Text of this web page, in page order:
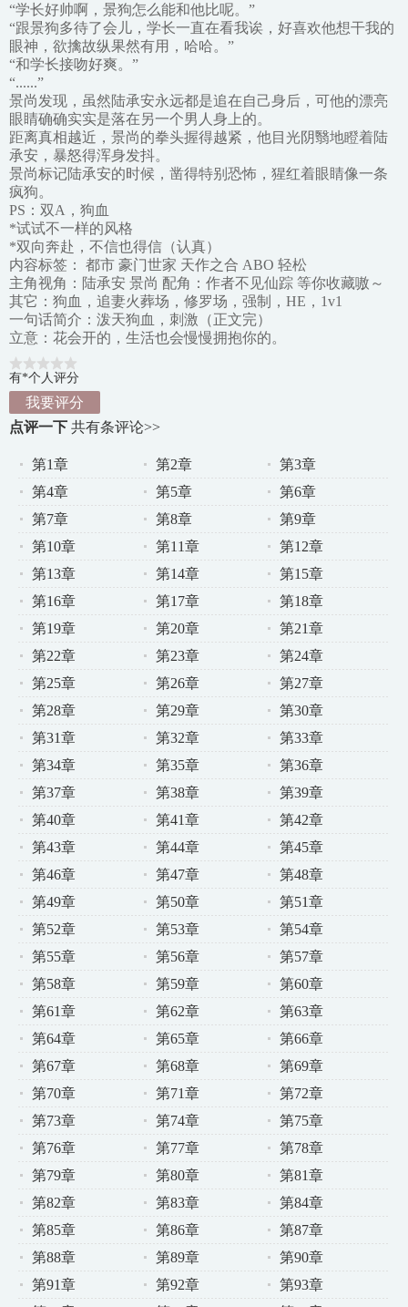
“学长好帅啊，景狗怎么能和他比呢。”
“跟景狗多待了会儿，学长一直在看我诶，好喜欢他想干我的
眼神，欲擒故纵果然有用，哈哈。”
“和学长接吻好爽。”
“......”
景尚发现，虽然陆承安永远都是追在自己身后，可他的漂亮
眼睛确确实实是落在另一个男人身上的。
距离真相越近，景尚的拳头握得越紧，他目光阴翳地瞪着陆
承安，暴怒得浑身发抖。
景尚标记陆承安的时候，凿得特别恐怖，猩红着眼睛像一条
疯狗。
PS：双A，狗血
*试试不一样的风格
*双向奔赴，不信也得信（认真）
内容标签： 都市 豪门世家 天作之合 ABO 轻松
主角视角：陆承安 景尚 配角：作者不见仙踪 等你收藏嗷～
其它：狗血，追妻火葬场，修罗场，强制，HE，1v1
一句话简介：泼天狗血，刺激（正文完）
立意：花会开的，生活也会慢慢拥抱你的。
有*个人评分
我要评分
点评一下 共有条评论>>
第1章 第2章
第3章
第4章
第5章
第6章
第7章
第8章
第9章
第10章
第11章
第12章
第13章
第14章
第15章
第16章
第17章
第18章
第19章
第20章
第21章
第22章
第23章
第24章
第25章
第26章
第27章
第28章
第29章
第30章
第31章
第32章
第33章
第34章
第35章
第36章
第37章
第38章
第39章
第40章
第41章
第42章
第43章
第44章
第45章
第46章
第47章
第48章
第49章
第50章
第51章
第52章
第53章
第54章
第55章
第56章
第57章
第58章
第59章
第60章
第61章
第62章
第63章
第64章
第65章
第66章
第67章
第68章
第69章
第70章
第71章
第72章
第73章
第74章
第75章
第76章
第77章
第78章
第79章
第80章
第81章
第82章
第83章
第84章
第85章
第86章
第87章
第88章
第89章
第90章
第91章
第92章
第93章